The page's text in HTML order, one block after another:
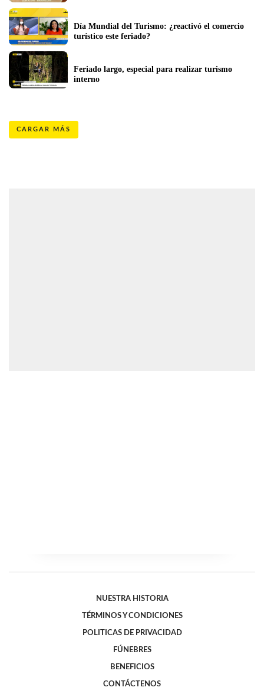
Día Mundial del Turismo: ¿reactivó el comercio
turístico este feriado?
Feriado largo, especial para realizar turismo
interno
CARGAR MÁS
NUESTRA HISTORIA
TÉRMINOS Y CONDICIONES
POLITICAS DE PRIVACIDAD
FÚNEBRES
BENEFICIOS
CONTÁCTENOS